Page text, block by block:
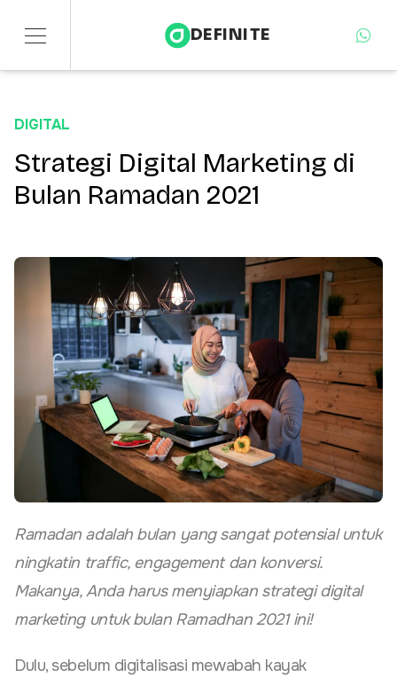
DEFINITE
Insights
About
Contact
DIGITAL
Strategi Digital Marketing di
Bulan Ramadan 2021
Ramadan adalah bulan yang sangat potensial untuk
ningkatin traffic, engagement dan konversi.
Makanya, Anda harus menyiapkan strategi digital
marketing untuk bulan Ramadhan 2021 ini!
Dulu, sebelum digitalisasi mewabah kayak